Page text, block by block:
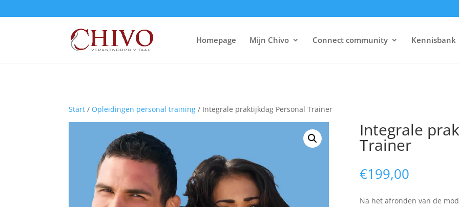
Homepage Mijn Chivo Connect community Kennisbank
Start / Opleidingen personal training / Integrale praktijkdag Personal Trainer
Integrale
Trainer
€199,00
Na het afronden van de